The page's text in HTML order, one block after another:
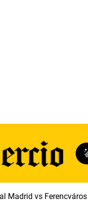
Madrid vs Ferencváros